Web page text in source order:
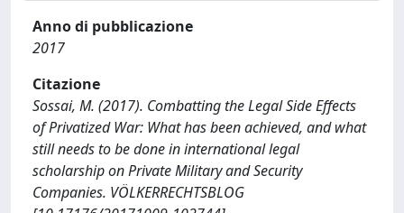
Anno di pubblicazione
2017
Citazione
Sossai, M. (2017). Combatting the Legal Side Effects
of Privatized War: What has been achieved, and what
still needs to be done in international legal
scholarship on Private Military and Security
Companies. VÖLKERRECHTSBLOG